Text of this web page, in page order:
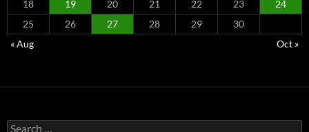
18
19 20 21 22 23
24
25
26 27 28 29
30
« Aug
Oct »
Search